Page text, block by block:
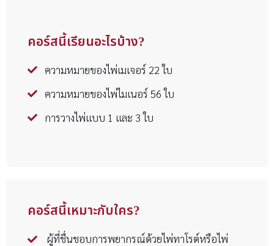
อารมณ์ ตีความความหมายได้อย่างง่ายดาย คอร์สเรียนนี้ อ.กามล
แสงวงศ์ จะมาเปิดโลกทัศน์ใหม่ๆ เปิดมุมมองที่แปลกใหม่ให้กับ
คุณ เพื่อการพยากรณ์ที่เฉียบคมและหลากหลายได้มากขึ้น ด้วยไพ่
Gay Tarot ที่สามารถทำนายให้ได้กับทุกเพศ และทุกเรื่อง ไม่ว่าจะ
เป็นเรื่อง การงาน, การเงิน, ความรัก หรือสุขภาพ ผ่านหน้าไพ่ที่มี
เอกลักษณ์เฉพาะตัว คุณจะได้ค้นพบคำตอบจากไพ่ที่หลากหลาย
คอร์สนี้เรียนอะไรบ้าง?
ความหมายของไพ่เมเจอร์ 22 ใบ
ความหมายของไพ่ไมเนอร์ 56 ใบ
การวางไพ่แบบ 1 และ 3 ใบ
คอร์สนี้เหมาะกับใคร?
ผู้ที่ชื่นชอบการพยากรณ์ด้วยไพ่ทาโรต์หรือไพ่